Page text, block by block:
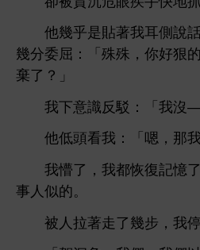
幾乎
貼著 側 話
幾分委屈：「殊殊，
好狠
棄
？」
識反駁：「
沒
：「嗯，
懵
， 都恢復記憶
事
似
。
被
拉著 幾步，